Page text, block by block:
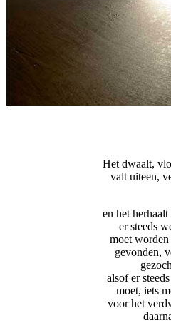
Het dwaalt,
valt uiteen,
en het
er steeds
moet worden
gevonden,
alsof er
moet, iets
voor het